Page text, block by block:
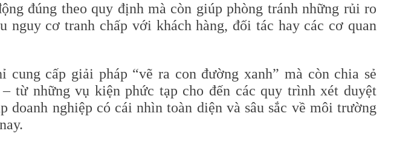
đúng theo quy định mà còn giúp phòng tránh những rủi ro
nguy cơ tranh chấp với khách hàng, đối tác hay các cơ quan
cung cấp giải pháp “vẽ ra con đường xanh” mà còn chia sẻ
từ những vụ kiện phức tạp cho đến các quy trình xét duyệt
doanh nghiệp có cái nhìn toàn diện và sâu sắc về môi trường